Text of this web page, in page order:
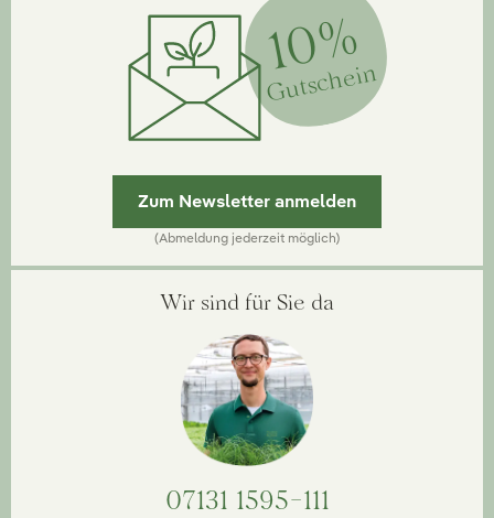
10%
Gutschein
Zum Newsletter anmelden
(Abmeldung jederzeit möglich)
Wir sind für Sie da
07131 1595-111